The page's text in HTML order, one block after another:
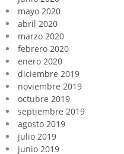
mayo 2020
abril 2020
marzo 2020
febrero 2020
enero 2020
diciembre 2019
noviembre 2019
octubre 2019
septiembre 2019
agosto 2019
julio 2019
junio 2019